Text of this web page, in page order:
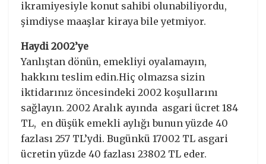
ikramiyesiyle konut sahibi olunabiliyordu,
şimdiyse maaşlar kiraya bile yetmiyor.
Haydi 2002’ye
Yanlıştan dönün, emekliyi oyalamayın,
hakkını teslim edin.Hiç olmazsa sizin
iktidarınız öncesindeki 2002 koşullarını
sağlayın. 2002 Aralık ayında asgari ücret 184
TL, en düşük emekli aylığı bunun yüzde 40
fazlası 257 TL’ydi. Bugünkü 17002 TL asgari
ücretin yüzde 40 fazlası 23802 TL eder.